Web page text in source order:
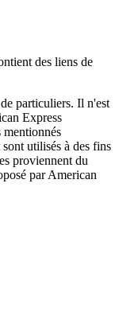
des liens de
particuliers. Il n'est
Express
mentionnés
utilisés à des fins
proviennent du
par American